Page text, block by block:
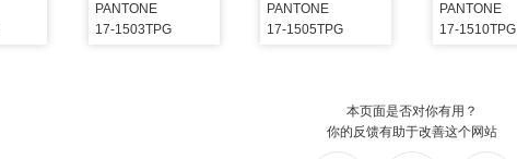
PANTONE
17-1503TPG
PANTONE
17-1505TPG
PANTONE
17-1510TPG
本页面是否对你有用？
你的反馈有助于改善这个网站